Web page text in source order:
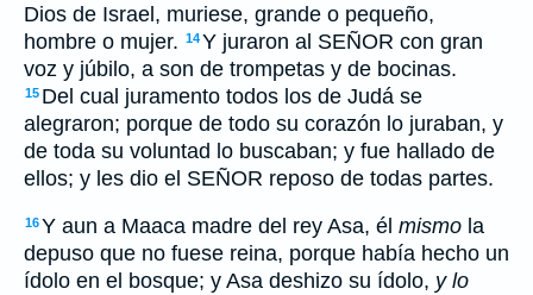
Dios de Israel, muriese, grande o pequeño,
hombre o mujer. 14Y juraron al SEÑOR con gran
voz y júbilo, a son de trompetas y de bocinas.
15 Del cual juramento todos los de Judá se
alegraron; porque de todo su corazón lo juraban, y
de toda su voluntad lo buscaban; y fue hallado de
ellos; y les dio el SEÑOR reposo de todas partes.
16Y aun a Maaca madre del rey Asa, él mismo la
depuso que no fuese reina, porque había hecho un
ídolo en el bosque; y Asa deshizo su ídolo, y lo